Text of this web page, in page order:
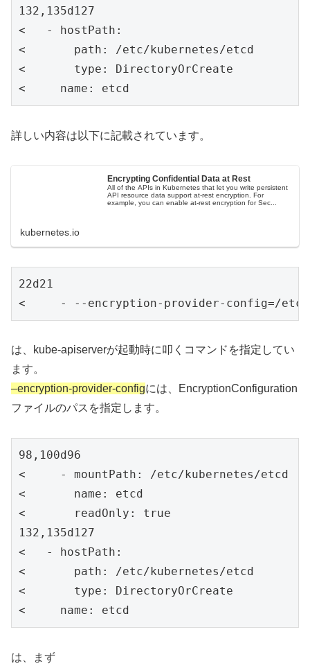
132,135d127
<   - hostPath:
<       path: /etc/kubernetes/etcd
<       type: DirectoryOrCreate
<     name: etcd
詳しい内容は以下に記載されています。
Encrypting Confidential Data at Rest
All of the APIs in Kubernetes that let you write persistent
API resource data support at-rest encryption. For
example, you can enable at-rest encryption for Sec...
kubernetes.io
22d21
<     - --encryption-provider-config=/etc/
は、kube-apiserverが起動時に叩くコマンドを指定してい
ます。
–encryption-provider-configには、EncryptionConfiguration
ファイルのパスを指定します。
98,100d96
<     - mountPath: /etc/kubernetes/etcd
<       name: etcd
<       readOnly: true
132,135d127
<   - hostPath:
<       path: /etc/kubernetes/etcd
<       type: DirectoryOrCreate
<     name: etcd
は、まず